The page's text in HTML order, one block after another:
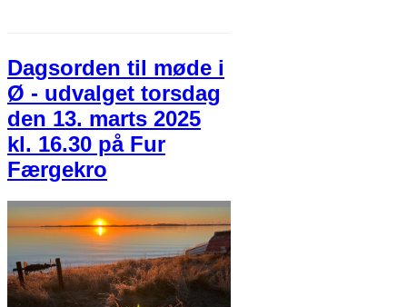
Dagsorden til møde i
Ø - udvalget torsdag
den 13. marts 2025
kl. 16.30 på Fur
Færgekro